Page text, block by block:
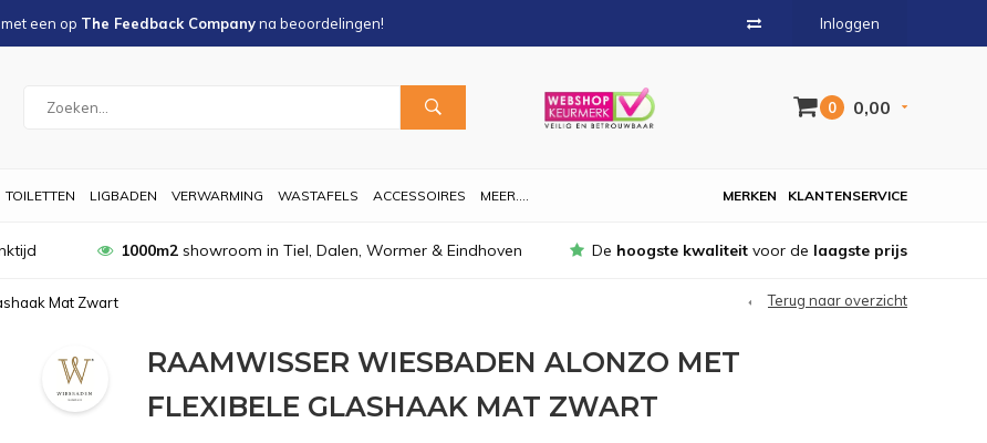
een op The Feedback Companyna beoordelingen! Inloggen
0 0,00
TOILETTEN LIGBADEN VERWARMING WASTAFELS ACCESSOIRES MEER.... KLANTENSERVICE
MERKEN
1000m2showroom in Tiel, Dalen, Wormer & Eindhoven De hoogste kwaliteit voor de laagste prijs
Mat Zwart Terug naar overzicht
RAAMWISSER WIESBADEN ALONZO MET
FLEXIBELE GLASHAAK MAT ZWART